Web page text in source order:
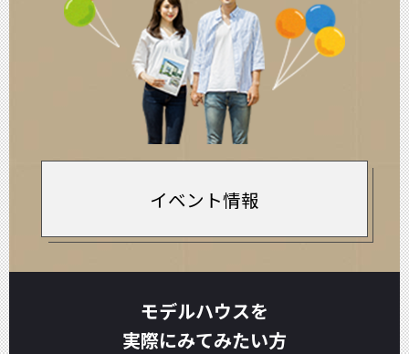
イベント情報
モデルハウスを
実際にみてみたい方